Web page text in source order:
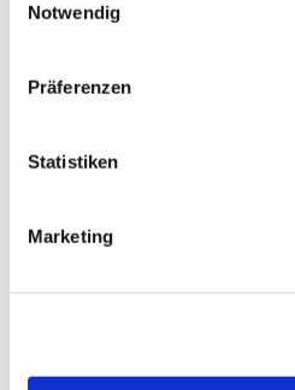
Notwendig
Präferenzen
Statistiken
Marketing